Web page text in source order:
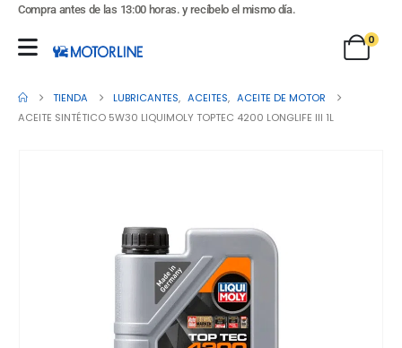
Compra antes de las 13:00 horas. y recíbelo el mismo día.
0
TIENDA LUBRICANTES, ACEITES, ACEITE DE MOTOR
ACEITE SINTÉTICO 5W30 LIQUIMOLY TOPTEC 4200 LONGLIFE III 1L